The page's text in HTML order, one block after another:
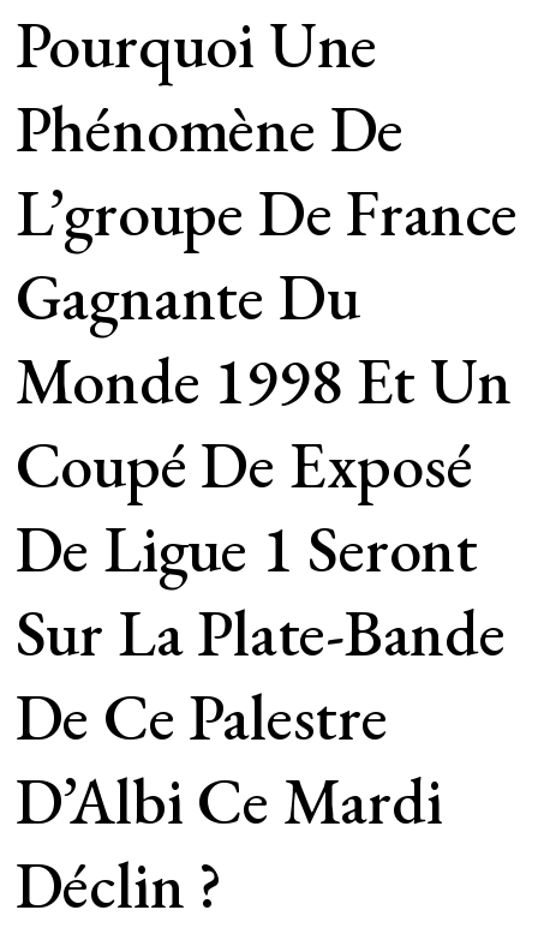
Pourquoi Une
Phénomène De
L’groupe De France
Gagnante Du
Monde 1998 Et Un
Coupé De Exposé
De Ligue 1 Seront
Sur La Plate-Bande
De Ce Palestre
D’Albi Ce Mardi
Déclin ?